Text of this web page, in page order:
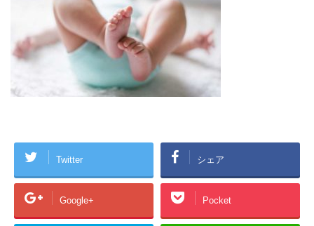
Twitter シェア
Google+ Pocket